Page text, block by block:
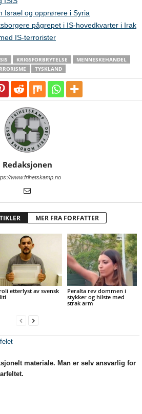
Israel og opprørere i Syria
pågrepet i IS-hovedkvarter i Irak
IS-terrorister
KRIGSFORBRYTELSE
MENNESKEHANDEL
TYSKLAND
Redaksjonen
www.frihetskamp.no
MER FRA FORFATTER
etterlyst av svensk
Peralta rev dommen i
stykker og hilste med
strak arm
materiale. Man er selv ansvarlig for